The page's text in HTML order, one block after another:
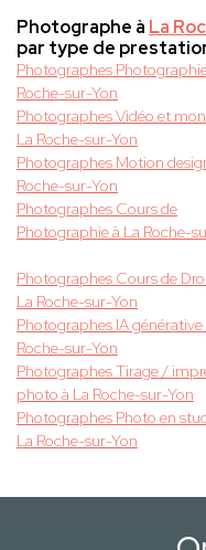
Photographe à La
par type de
Photographes
Roche-sur-Yon
Photographes Vidéo et
La Roche-sur-Yon
Photographes Motion
Roche-sur-Yon
Photographes Cours de
Photographie à La Roche-
Photographes Cours de
La Roche-sur-Yon
Photographes IA générative
Roche-sur-Yon
Photographes Tirage /
photo à La Roche-sur-Yon
Photographes Photo en
La Roche-sur-Yon